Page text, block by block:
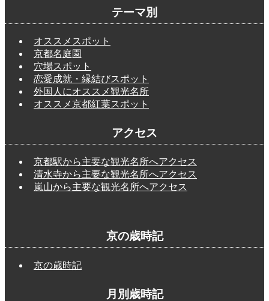
テーマ別
オススメスポット
京都名庭園
穴場スポット
恋愛成就・縁結びスポット
外国人にオススメ観光名所
オススメ京都紅葉スポット
アクセス
京都駅から主要な観光名所へアクセス
清水寺から主要な観光名所へアクセス
嵐山から主要な観光名所へアクセス
京の歳時記
京の歳時記
月別歳時記